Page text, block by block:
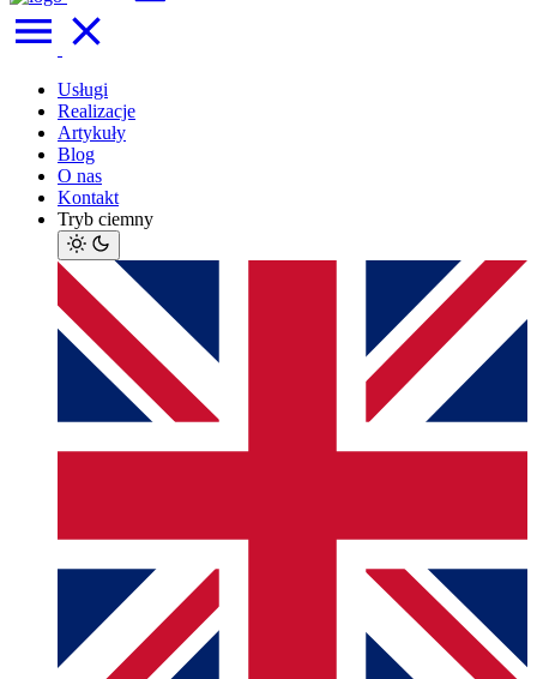
Usługi
Realizacje
Artykuły
Blog
O nas
Kontakt
Tryb ciemny